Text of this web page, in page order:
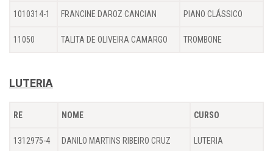
1010314-1 FRANCINE DAROZ CANCIAN PIANO CLÁSSICO
11050 TALITA DE OLIVEIRA CAMARGO TROMBONE
LUTERIA
RE NOME CURSO
1312975-4 DANILO MARTINS RIBEIRO CRUZ LUTERIA